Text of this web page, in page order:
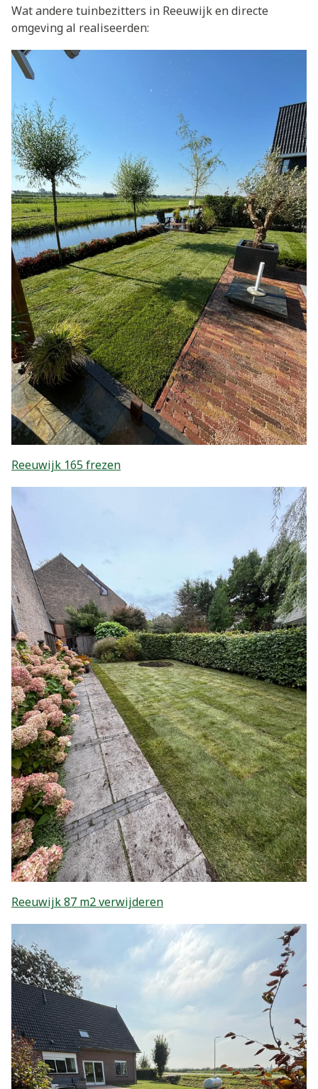
Wat andere tuinbezitters in Reeuwijk en directe
omgeving al realiseerden:
Reeuwijk 165 frezen
Reeuwijk 87 m2 verwijderen